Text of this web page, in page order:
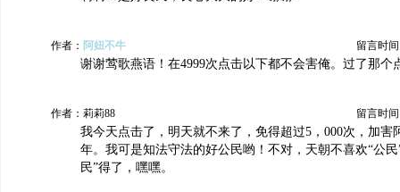
作者： 阿妞不牛 留言时间
谢谢莺歌燕语！在4999次点击以下都不会害俺。过了那个
作者：莉莉88 留言时间
我今天点击了，明天就不来了，免得超过5，000次，加害
年。我可是知法守法的好公民哟！不对，天朝不喜欢“公
民”得了，嘿嘿。